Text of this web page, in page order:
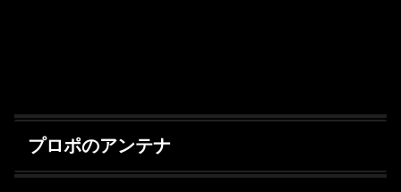
プロポのアンテナ